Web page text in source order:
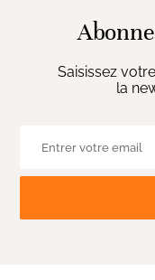
Saisissez
la